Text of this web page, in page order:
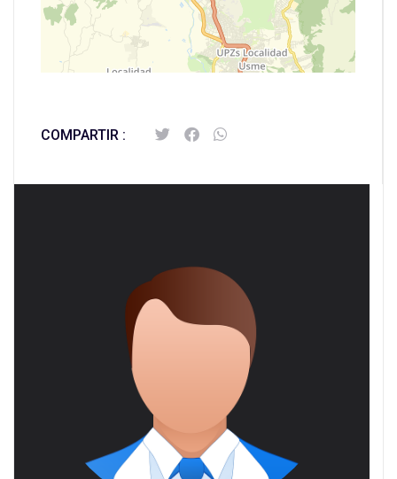
Leaflet| Map data © OpenStreetMapcontributors, CC-BY-SA
COMPARTIR :